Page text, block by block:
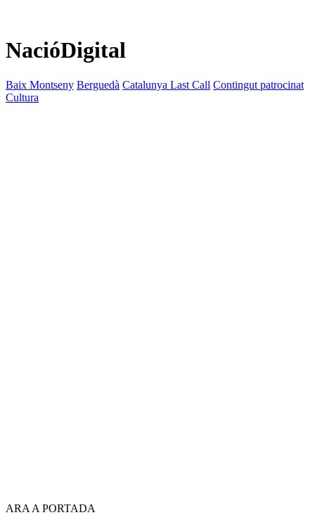
NacióDigital
Baix Montseny Berguedà Catalunya Last Call Contingut patrocinat
Cultura
ARA A PORTADA